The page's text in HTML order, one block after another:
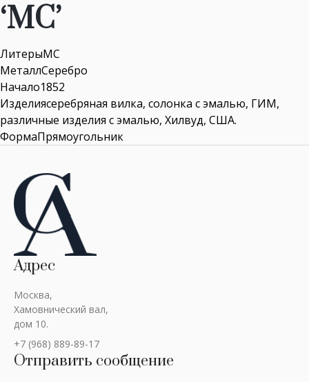
‘МС’
ЛитерыМС
МеталлСеребро
Начало1852
Изделиясеребряная вилка, солонка с эмалью, ГИМ,
различные изделия с эмалью, Хилвуд, США.
ФормаПрямоугольник
Адрес
Москва,
Хамовнический вал,
дом 10.
+7 (968) 889-89-17
Отправить сообщение